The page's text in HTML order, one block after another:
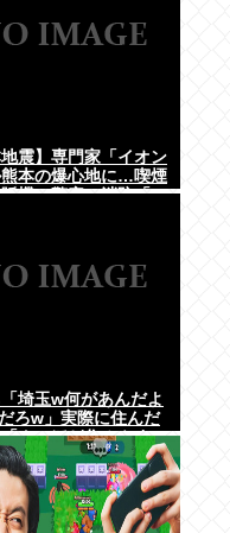
地震】専門家「イオン
熊本の爆心地に…喫煙
機」警察・消防「」
埼玉w何があんだよ
ろw」実際に住んだ
クソほど住みやすい
ねえじゃん」